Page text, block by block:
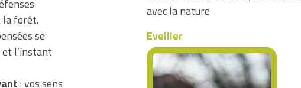
la forêt.
se
l’instant
: vos sens
avec la nature
Eveiller